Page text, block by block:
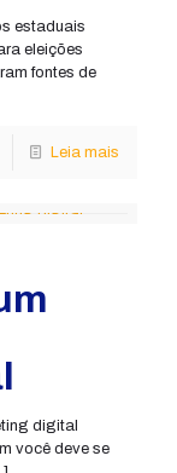
estaduais
eleições
fontes de
Leia mais
digital
você deve se